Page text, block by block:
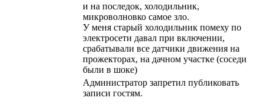
и на последок, холодильник,
микроволновко самое зло.
У меня старый холодильник помеху по
электросети давал при включении,
срабатывали все датчики движения на
прожекторах, на дачном участке (соседи
были в шоке)
Администратор запретил публиковать
записи гостям.